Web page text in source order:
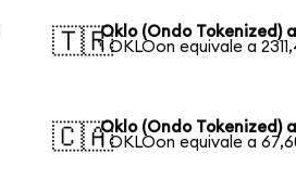
🇹🇷Oklo (Ondo Tokenized)
1 OKLOon equivale a
🇨🇦Oklo (Ondo Tokenized)
1 OKLOon equivale a